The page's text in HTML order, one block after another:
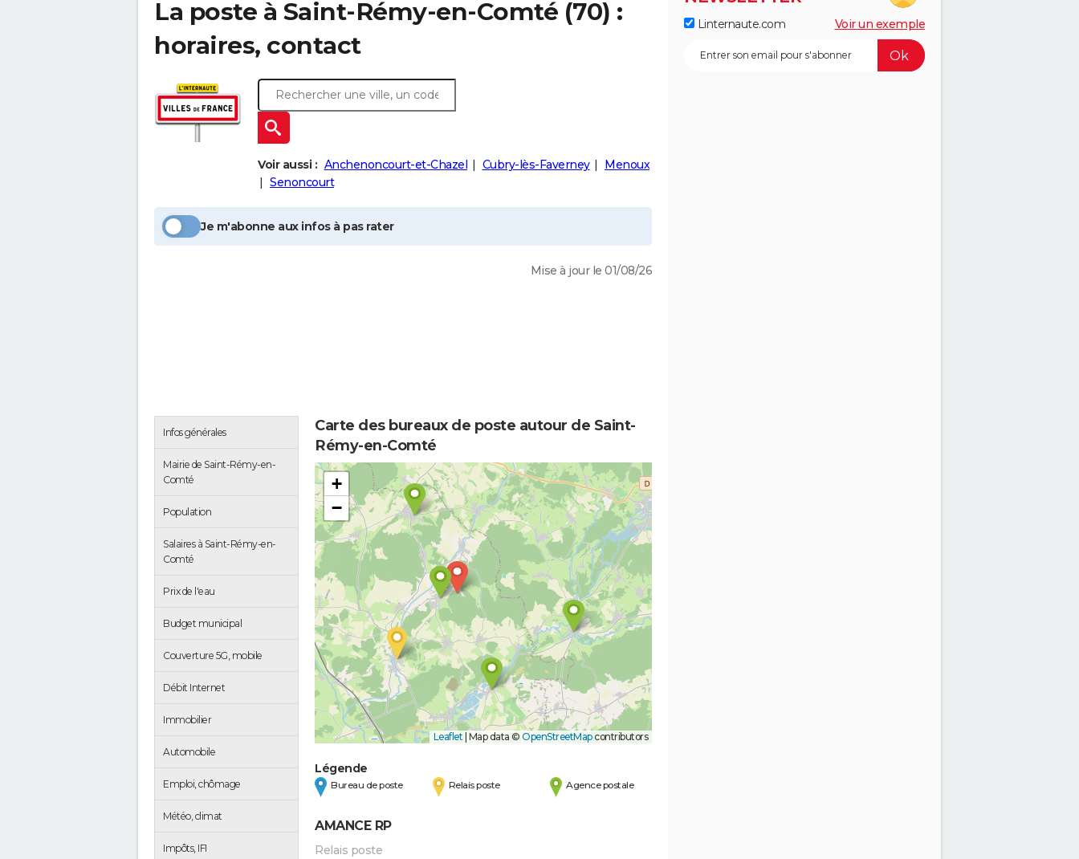
La poste à Saint-Rémy-en-Comté (70) :
horaires, contact
Voir aussi : Anchenoncourt-et-Chazel Cubry-lès-Faverney
Menoux
Senoncourt
Je m'abonne aux infos à pas rater
Mise à jour le 01/08/26
Infos générales
Mairie de Saint-Rémy-en-
Comté
Population
Salaires à Saint-Rémy-en-
Comté
Prix de l'eau
Budget municipal
Couverture 5G, mobile
Débit Internet
Immobilier
Automobile
Emploi, chômage
Météo, climat
Impôts, IFI
Carte des bureaux de poste autour de Saint-
Rémy-en-Comté
+
−
Leaflet Map data © OpenStreetMapcontributors
Légende
Bureau de poste Relais poste Agence postale
AMANCE RP
Relais poste
Linternaute.com Voir un exemple